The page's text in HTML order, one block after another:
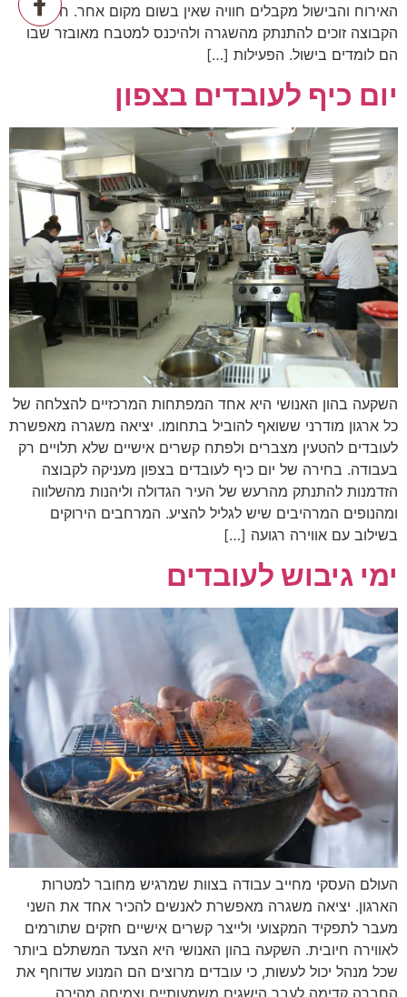
האירוח והבישול מקבלים חוויה שאין בשום מקום אחר. חברי
הקבוצה זוכים להתנתק מהשגרה ולהיכנס למטבח מאובזר שבו
הם לומדים בישול. הפעילות […]
יום כיף לעובדים בצפון
השקעה בהון האנושי היא אחד המפתחות המרכזיים להצלחה של
כל ארגון מודרני ששואף להוביל בתחומו. יציאה משגרה מאפשרת
לעובדים להטעין מצברים ולפתח קשרים אישיים שלא תלויים רק
בעבודה. בחירה של יום כיף לעובדים בצפון מעניקה לקבוצה
הזדמנות להתנתק מהרעש של העיר הגדולה וליהנות מהשלווה
ומהנופים המרהיבים שיש לגליל להציע. המרחבים הירוקים
בשילוב עם אווירה רגועה […]
ימי גיבוש לעובדים
העולם העסקי מחייב עבודה בצוות שמרגיש מחובר למטרות
הארגון. יציאה משגרה מאפשרת לאנשים להכיר אחד את השני
מעבר לתפקיד המקצועי ולייצר קשרים אישיים חזקים שתורמים
לאווירה חיובית. השקעה בהון האנושי היא הצעד המשתלם ביותר
שכל מנהל יכול לעשות, כי עובדים מרוצים הם המנוע שדוחף את
החברה קדימה לעבר הישגים משמעותיים וצמיחה מהירה.